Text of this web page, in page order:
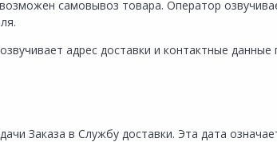
самовывоз товара. Оператор
адрес доставки и контактные данные
Заказа в Службу доставки. Эта дата